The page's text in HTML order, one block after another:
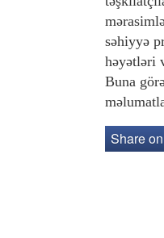
səhiyyə
həyətləri
Buna
Share